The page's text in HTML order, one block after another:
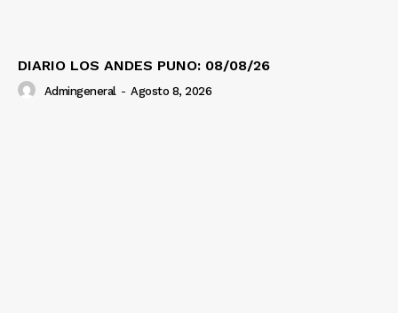
DIARIO LOS ANDES PUNO: 08/08/26
Admingeneral - Agosto 8, 2026